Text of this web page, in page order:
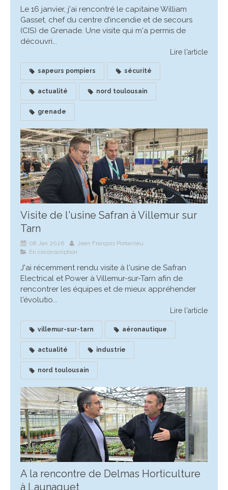
Le 16 janvier, j'ai rencontré le capitaine William
Gasset, chef du centre d’incendie et de secours
(CIS) de Grenade. Une visite qui m'a permis de
découvri...
Lire l'article
sapeurs pompiers sécurité
actualité nord toulousain
grenade
Visite de l'usine Safran à Villemur sur
Tarn
08 Jan 2026
Jean François Portarrieu
En circonscription
J'ai récemment rendu visite à l'usine de Safran
Electrical et Power à Villemur-sur-Tarn afin de
rencontrer les équipes et de mieux appréhender
l'évolutio...
Lire l'article
villemur-sur-tarn aéronautique
actualité industrie
nord toulousain
A la rencontre de Delmas Horticulture
à Launaguet